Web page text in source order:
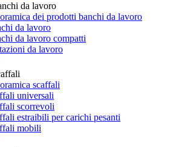
da lavoro
dei prodotti banchi da lavoro
da lavoro
da lavoro compatti
da lavoro
scaffali
universali
scorrevoli
estraibili per carichi pesanti
mobili